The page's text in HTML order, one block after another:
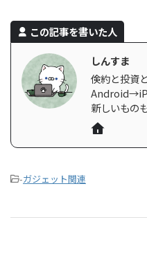
この記事を書いた人
しんすま
倹約と投資
新しいもの
-ガジェット関連